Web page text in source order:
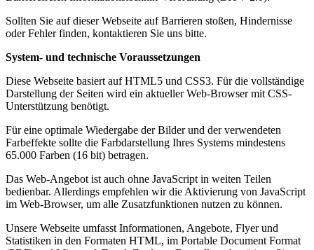
Sollten Sie auf dieser Webseite auf Barrieren stoßen, Hindernisse
oder Fehler finden, kontaktieren Sie uns bitte.
System- und technische Voraussetzungen
Diese Webseite basiert auf HTML5 und CSS3. Für die vollständige
Darstellung der Seiten wird ein aktueller Web-Browser mit CSS-
Unterstützung benötigt.
Für eine optimale Wiedergabe der Bilder und der verwendeten
Farbeffekte sollte die Farbdarstellung Ihres Systems mindestens
65.000 Farben (16 bit) betragen.
Das Web-Angebot ist auch ohne JavaScript in weiten Teilen
bedienbar. Allerdings empfehlen wir die Aktivierung von JavaScript
im Web-Browser, um alle Zusatzfunktionen nutzen zu können.
Unsere Webseite umfasst Informationen, Angebote, Flyer und
Statistiken in den Formaten HTML, im Portable Document Format